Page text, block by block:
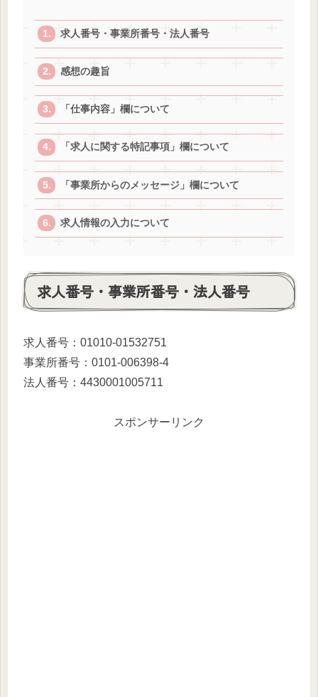
求人番号・事業所番号・法人番号
感想の趣旨
「仕事内容」欄について
「求人に関する特記事項」欄について
「事業所からのメッセージ」欄について
求人情報の入力について
求人番号・事業所番号・法人番号
求人番号：01010-01532751
事業所番号：0101-006398-4
法人番号：4430001005711
スポンサーリンク